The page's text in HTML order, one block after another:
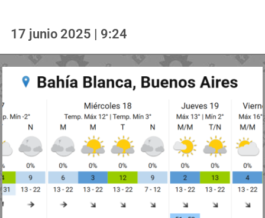
17 junio 2025 | 9:24